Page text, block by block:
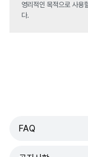
영리적인 목적으로 사용
다.
FAQ